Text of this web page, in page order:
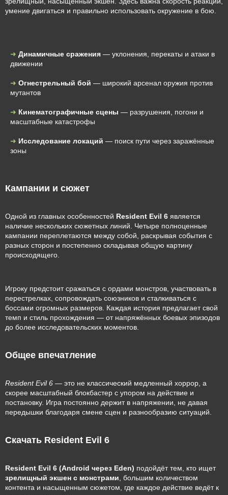
умение двигаться и правильно использовать окружение в бою.
Динамичные сражения — уклонения, перекаты и атаки в
движении
Огнестрельный бой — широкий арсенал оружия против
мутантов
Кинематографичные сцены — разрушения, погони и
масштабные катастрофы
Исследование локаций — поиск пути через заражённые
зоны
Кампании и сюжет
Одной из главных особенностей Resident Evil 6 является
наличие нескольких сюжетных линий. Четыре полноценные
кампании переплетаются между собой, раскрывая события с
разных сторон и постепенно складывая общую картину
происходящего.
Игроку предстоит сражаться с ордами монстров, участвовать в
перестрелках, сопровождать союзников и сталкиваться с
боссами огромных размеров. Каждая история предлагает свой
темп и стиль прохождения — от напряжённых боевых эпизодов
до более исследовательских моментов.
Общее впечатление
Resident Evil 6 — это не классический медленный хоррор, а
скорее масштабный блокбастер с упором на действие и
постановку. Игра постоянно держит в напряжении, не давая
передышки благодаря смене сцен и разнообразию ситуаций.
Скачать Resident Evil 6
Resident Evil 6 (Android через Eden) подойдёт тем, кто ищет
зрелищный экшен с монстрами , большим количеством
контента и насыщенным сюжетом, где каждое действие ведёт к